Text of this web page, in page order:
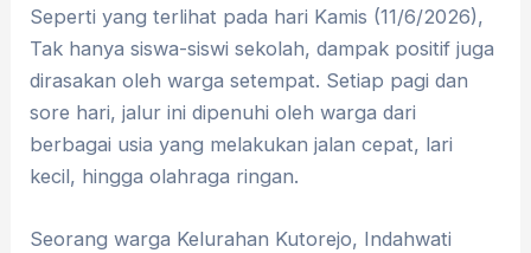
Seperti yang terlihat pada hari Kamis (11/6/2026),
Tak hanya siswa-siswi sekolah, dampak positif juga
dirasakan oleh warga setempat. Setiap pagi dan
sore hari, jalur ini dipenuhi oleh warga dari
berbagai usia yang melakukan jalan cepat, lari
kecil, hingga olahraga ringan.
Seorang warga Kelurahan Kutorejo, Indahwati